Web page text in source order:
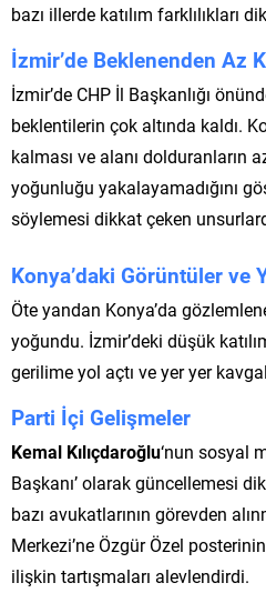
bazı illerde katılım farklılıkları
İzmir’de Beklenenden Az
İzmir’de CHP İl Başkanlığı
beklentilerin çok altında kaldı.
kalması ve alanı dolduranların
yoğunluğu yakalayamadığını
söylemesi dikkat çeken
Konya’daki Görüntüler ve
Öte yandan Konya’da
yoğundu. İzmir’deki düşük
gerilime yol açtı ve yer yer
Parti İçi Gelişmeler
Kemal Kılıçdaroğlu‘nun sosyal
Başkanı’ olarak güncellemesi
bazı avukatlarının görevden
Merkezi’ne Özgür Özel
ilişkin tartışmaları alevlendirdi.